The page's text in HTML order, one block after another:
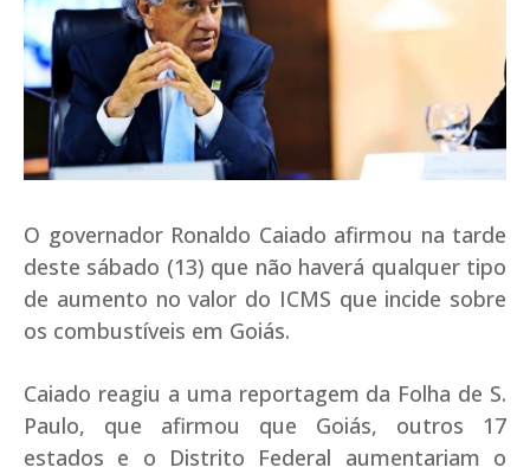
O governador Ronaldo Caiado afirmou na tarde
deste sábado (13) que não haverá qualquer tipo
de aumento no valor do ICMS que incide sobre
os combustíveis em Goiás.
Caiado reagiu a uma reportagem da Folha de S.
Paulo, que afirmou que Goiás, outros 17
estados e o Distrito Federal aumentariam o